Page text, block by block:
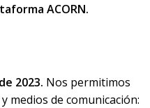
ACORN.
2023. Nos permitimos
medios de comunicación: